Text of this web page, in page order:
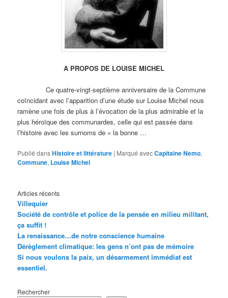
A PROPOS DE LOUISE MICHEL
Ce quatre-vingt-septième anniversaire de la Commune
coïncidant avec l’apparition d’une étude sur Louise Michel nous
ramène une fois de plus à l’évocation de la plus admirable et la
plus héroïque des communardes, celle qui est passée dans
l’histoire avec les surnoms de « la bonne …
Publié dansHistoire et littérature | Marqué avecCapitaine Nemo,
Commune, Louise Michel
Articles récents
Villequier
Société de contrôle et police de la pensée en milieu militant,
ça suffit !
La renaissance…de notre conscience humaine
Dérèglement climatique: les gens n’ont pas de mémoire
Si nous voulons la paix, un désarmement immédiat est
essentiel.
Rechercher